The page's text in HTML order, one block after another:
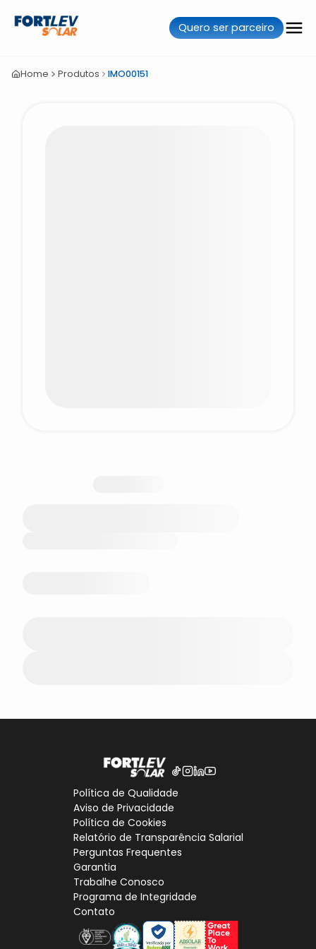
Quero ser parceiro
Home Produtos IMO00151
Política de Qualidade
Aviso de Privacidade
Política de Cookies
Relatório de Transparência Salarial
Perguntas Frequentes
Garantia
Trabalhe Conosco
Programa de Integridade
Contato